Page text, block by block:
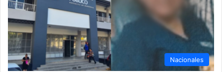
Nacionales